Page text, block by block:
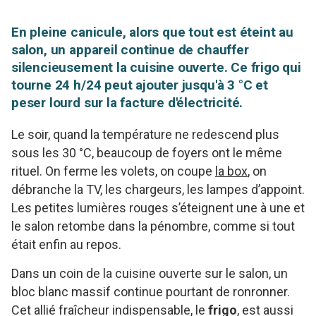
En pleine canicule, alors que tout est éteint au
salon, un appareil continue de chauffer
silencieusement la cuisine ouverte. Ce frigo qui
tourne 24 h/24 peut ajouter jusqu'à 3 °C et
peser lourd sur la facture d'électricité.
Le soir, quand la température ne redescend plus
sous les 30 °C, beaucoup de foyers ont le même
rituel. On ferme les volets, on coupe la box, on
débranche la TV, les chargeurs, les lampes d’appoint.
Les petites lumières rouges s’éteignent une à une et
le salon retombe dans la pénombre, comme si tout
était enfin au repos.
Dans un coin de la cuisine ouverte sur le salon, un
bloc blanc massif continue pourtant de ronronner.
Cet allié fraîcheur indispensable, le frigo, est aussi